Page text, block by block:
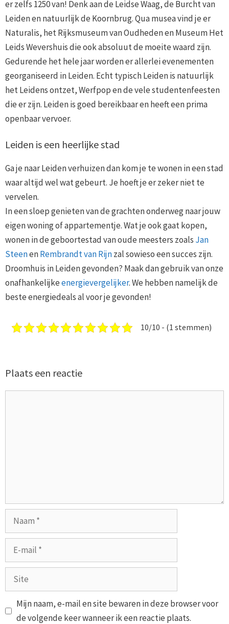
er zelfs 1250 van! Denk aan de Leidse Waag, de Burcht van
Leiden en natuurlijk de Koornbrug. Qua musea vind je er
Naturalis, het Rijksmuseum van Oudheden en Museum Het
Leids Wevershuis die ook absoluut de moeite waard zijn.
Gedurende het hele jaar worden er allerlei evenementen
georganiseerd in Leiden. Echt typisch Leiden is natuurlijk
het Leidens ontzet, Werfpop en de vele studentenfeesten
die er zijn. Leiden is goed bereikbaar en heeft een prima
openbaar vervoer.
Leiden is een heerlijke stad
Ga je naar Leiden verhuizen dan kom je te wonen in een stad
waar altijd wel wat gebeurt. Je hoeft je er zeker niet te
vervelen.
In een sloep genieten van de grachten onderweg naar jouw
eigen woning of appartementje. Wat je ook gaat kopen,
wonen in de geboortestad van oude meesters zoals Jan
SteenenRembrandt van Rijnzal sowieso een succes zijn.
Droomhuis in Leiden gevonden? Maak dan gebruik van onze
onafhankelijkeenergievergelijker. We hebben namelijk de
beste energiedeals al voor je gevonden!
10/10 - (1 stemmen)
Plaats een reactie
Naam
mail
Site
Mijn naam, e-mail en site bewaren in deze browser voor
de volgende keer wanneer ik een reactie plaats.